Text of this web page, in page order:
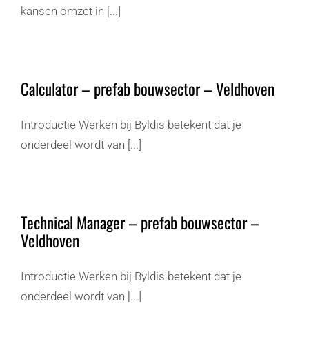
kansen omzet in [...]
Calculator – prefab bouwsector – Veldhoven
Introductie Werken bij Byldis betekent dat je
onderdeel wordt van [...]
Technical Manager – prefab bouwsector –
Veldhoven
Introductie Werken bij Byldis betekent dat je
onderdeel wordt van [...]